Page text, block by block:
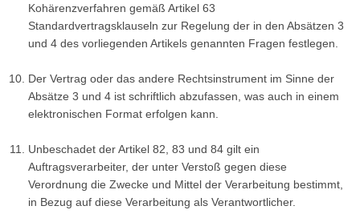
Kohärenzverfahren gemäß Artikel 63
Standardvertragsklauseln zur Regelung der in den Absätzen 3
und 4 des vorliegenden Artikels genannten Fragen festlegen.
Der Vertrag oder das andere Rechtsinstrument im Sinne der
Absätze 3 und 4 ist schriftlich abzufassen, was auch in einem
elektronischen Format erfolgen kann.
Unbeschadet der Artikel 82, 83 und 84 gilt ein
Auftragsverarbeiter, der unter Verstoß gegen diese
Verordnung die Zwecke und Mittel der Verarbeitung bestimmt,
in Bezug auf diese Verarbeitung als Verantwortlicher.